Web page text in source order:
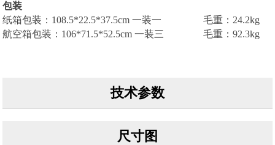
包装
纸箱包装 ： 108.5*22.5*37.5cm一装一 毛重： 24.2kg
航空箱包装 ： 106*71.5*52.5cm一装三 毛重：92.3kg
技术参数
尺寸图